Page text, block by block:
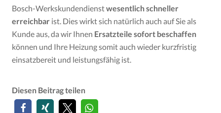
Bosch-Werkskundendienstwesentlich schneller
erreichbar ist. Dies wirkt sich natürlich auch auf Sie als
Kunde aus, da wir Ihnen Ersatzteile sofort beschaffen
können und Ihre Heizung somit auch wieder kurzfristig
einsatzbereit und leistungsfähig ist.
Diesen Beitrag teilen